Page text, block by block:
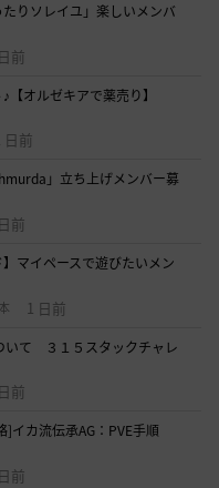
りソレイユ」楽しいメンバ
前
【オルゼキアで薬売り】
日前
」立ち上げメンバー募
前
】マイペースで遊びたいメン
1 日前
いて ３１５スタックチャレ
前
]イカ流伝承AG：PVE手順
前